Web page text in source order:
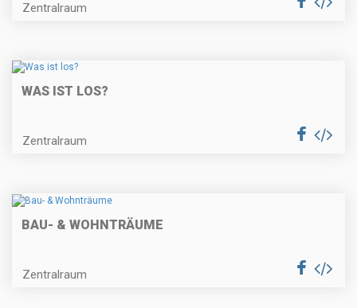
Zentralraum
WAS IST LOS?
Zentralraum
BAU- & WOHNTRÄUME
Zentralraum